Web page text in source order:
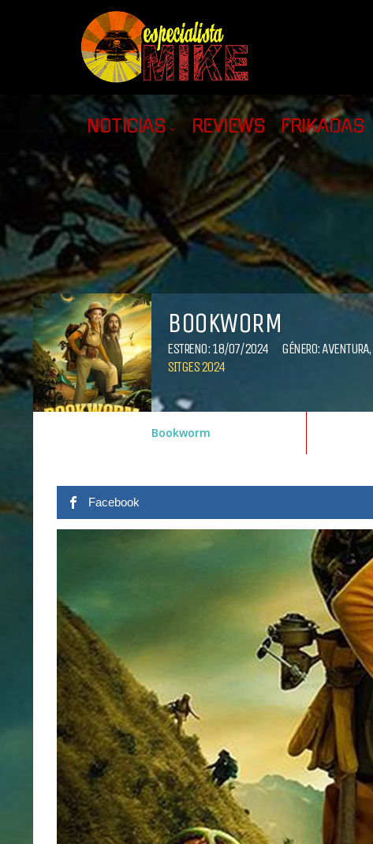
NOTICIAS REVIEWS FRIKADAS
BOOKWORM
ESTRENO: 18/07/2024 GÉNERO:AVENTURA,
SITGES 2024
Bookworm
Facebook